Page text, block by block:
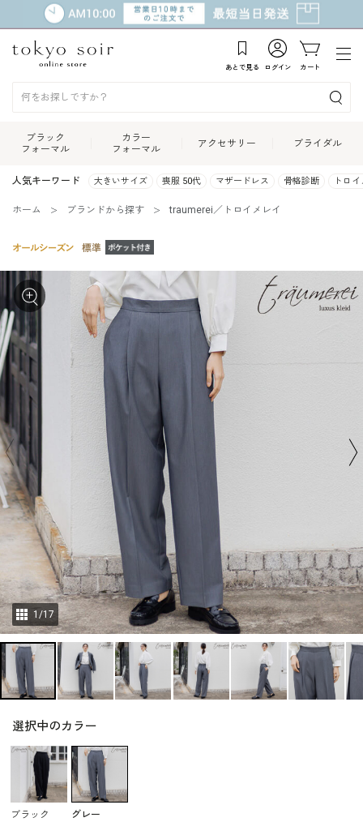
あとで見る ログイン カート
ブラック
フォーマル
カラー
フォーマル
アクセサリー ブライダル
人気キーワード 大きいサイズ 喪服 50代 マザードレス 骨格診断 トロ
ホーム ブランドから探す traumerei／トロイメレイ
1 /17
選択中のカラー
ブラック グレー